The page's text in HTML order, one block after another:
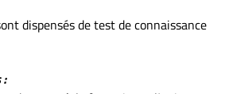
dispensés de test de connaissance
: